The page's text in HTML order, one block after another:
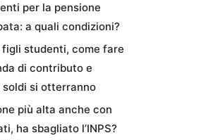
per la pensione
a quali condizioni?
figli studenti, come fare
di contributo e
soldi si otterranno
più alta anche con
ha sbagliato l’INPS?